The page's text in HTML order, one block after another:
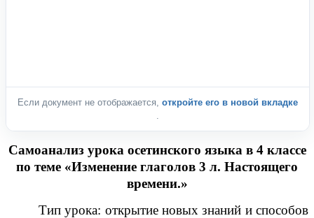
Если документ не отображается, откройте его в новой вкладке
Самоанализ урока осетинского языка в 4 классе
по теме «Изменение глаголов 3 л. Настоящего
времени.»
Тип урока: открытие новых знаний и способов